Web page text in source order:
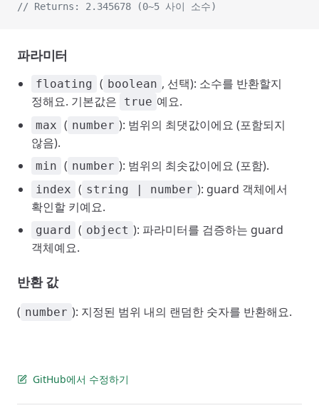
// Returns: 2.345678 (0~5 사이 소수)
파라미터
floating ( boolean , 선택): 소수를 반환할지
정해요. 기본값은
true 예요.
max ( number ): 범위의 최댓값이에요 (포함되지
않음).
min ( number ): 범위의 최솟값이에요 (포함).
index ( string | number ): guard 객체에서
확인할 키예요.
guard ( object ): 파라미터를 검증하는 guard
객체예요.
반환 값
( number ): 지정된 범위 내의 랜덤한 숫자를 반환해요.
GitHub에서 수정하기